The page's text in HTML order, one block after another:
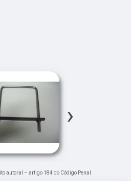
›
autoral – artigo 184 do Código Penal